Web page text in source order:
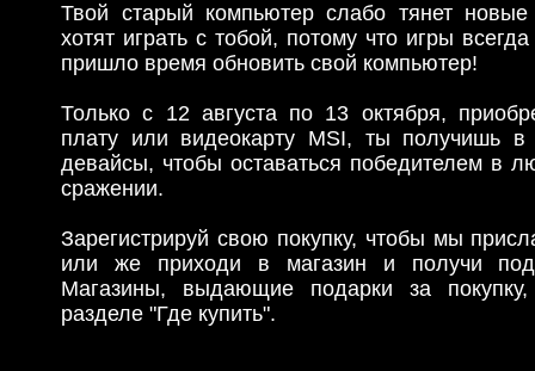
Твой старый компьютер слабо тянет
хотят играть с тобой, потому что игры
пришло время обновить свой компьютер!
Только с 12 августа по 13 октября,
плату или видеокарту MSI, ты получишь в
девайсы, чтобы оставаться победителем в
сражении.
Зарегистрируй свою покупку, чтобы мы
или же приходи в магазин и получи
Магазины, выдающие подарки за
разделе "Где купить".